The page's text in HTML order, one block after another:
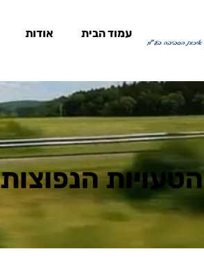
עמוד הבית אודות
הטעויות